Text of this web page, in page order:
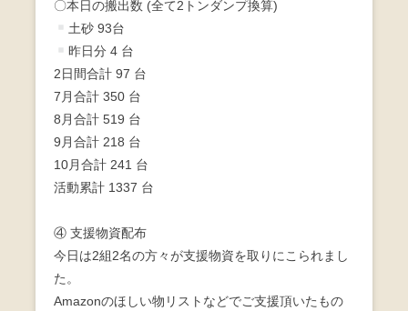
〇本日の搬出数 (全て2トンダンプ換算)
土砂 93台
昨日分 4 台
2日間合計 97 台
7月合計 350 台
8月合計 519 台
9月合計 218 台
10月合計 241 台
活動累計 1337 台
④ 支援物資配布
今日は2組2名の方々が支援物資を取りにこられまし
た。
Amazonのほしい物リストなどでご支援頂いたもの